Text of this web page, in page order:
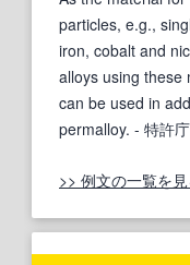
particles, e.g.,
iron, cobalt and
alloys using these
can be used in
permalloy. - 特許庁
>> 例文の一覧を見